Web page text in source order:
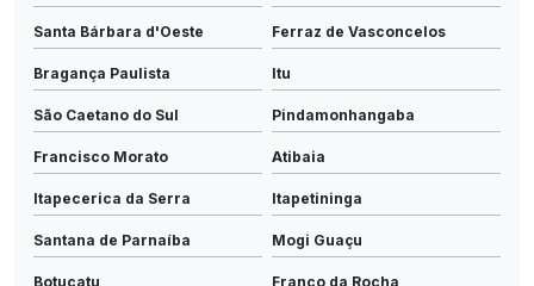
Santa Bárbara d'Oeste Ferraz de Vasconcelos
Bragança Paulista Itu
São Caetano do Sul Pindamonhangaba
Francisco Morato Atibaia
Itapecerica da Serra Itapetininga
Santana de Parnaíba Mogi Guaçu
Botucatu Franco da Rocha